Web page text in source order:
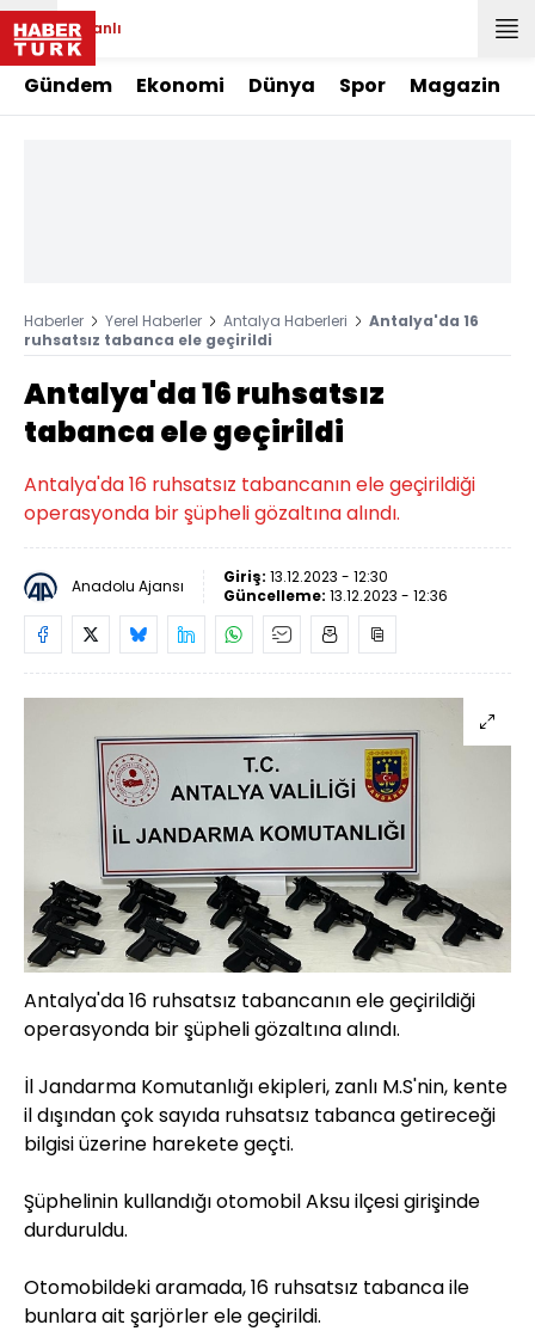
Canlı
Gündem Ekonomi Dünya Spor Magazin
Haberler Yerel Haberler Antalya Haberleri
Antalya'da 16
ruhsatsız tabanca ele geçirildi
Antalya'da 16 ruhsatsız
tabanca ele geçirildi
Antalya'da 16 ruhsatsız tabancanın ele geçirildiği
operasyonda bir şüpheli gözaltına alındı.
Anadolu Ajansı Giriş: 13.12.2023 - 12:30
Güncelleme: 13.12.2023 - 12:36
Antalya'da 16 ruhsatsız tabancanın ele geçirildiği
operasyonda bir şüpheli gözaltına alındı.
İl Jandarma Komutanlığı ekipleri, zanlı M.S'nin, kente
il dışından çok sayıda ruhsatsız tabanca getireceği
bilgisi üzerine harekete geçti.
Şüphelinin kullandığı otomobil Aksu ilçesi girişinde
durduruldu.
Otomobildeki aramada, 16 ruhsatsız tabanca ile
bunlara ait şarjörler ele geçirildi.